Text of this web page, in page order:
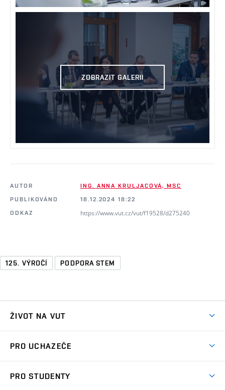
ZOBRAZIT GALERII
AUTOR
ING. ANNA KRULJACOVÁ, MSC
PUBLIKOVÁNO
18.12.2024 18:22
ODKAZ
https://www.vut.cz/vut/f19528/d275240
125. VÝROČÍ PODPORA STEM
ŽIVOT NA VUT
Koleje
PRO UCHAZEČE
PRO STUDENTY